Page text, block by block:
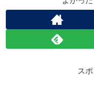
ス